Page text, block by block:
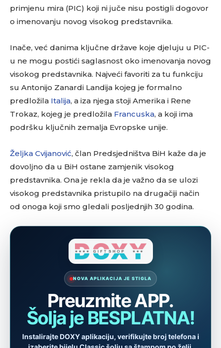
primjenu mira (PIC) koji ni juče nisu postigli dogovor
o imenovanju novog visokog predstavnika.
Inače, već danima ključne države koje djeluju u PIC-
u ne mogu postići saglasnost oko imenovanja novog
visokog predstavnika. Najveći favoriti za tu funkciju
su Antonijo Zanardi Landija kojeg je formalno
predložila Italija, a iza njega stoji Amerika i Rene
Trokaz, kojeg je predložila Francuska, a koji ima
podršku ključnih zemalja Evropske unije.
Željka Cvijanović, član Predsjedništva BiH kaže da je
dovoljno da u BiH ostane zamjenik visokog
predstavnika. Ona je rekla da je važno da se ulozi
visokog predstavnika pristupilo na drugačiji način
od onoga koji smo gledali posljednjih 30 godina.